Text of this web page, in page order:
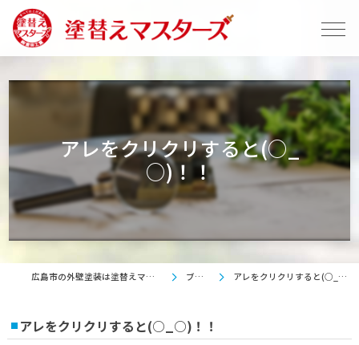
アレをクリクリすると(○_
○)！！
広島市の外壁塗装は塗替えマスターズ ブログ アレをクリクリすると(○_○)！！
アレをクリクリすると(○_○)！！